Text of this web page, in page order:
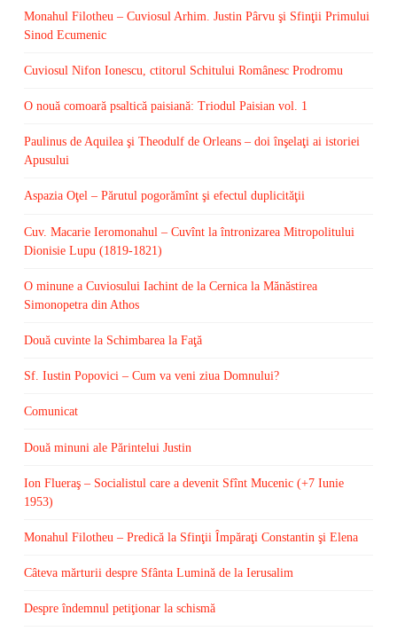
Monahul Filotheu – Cuviosul Arhim. Justin Pârvu şi Sfinţii Primului
Sinod Ecumenic
Cuviosul Nifon Ionescu, ctitorul Schitului Românesc Prodromu
O nouă comoară psaltică paisiană: Triodul Paisian vol. 1
Paulinus de Aquilea şi Theodulf de Orleans – doi înşelaţi ai istoriei
Apusului
Aspazia Oţel – Părutul pogorămînt şi efectul duplicităţii
Cuv. Macarie Ieromonahul – Cuvînt la întronizarea Mitropolitului
Dionisie Lupu (1819-1821)
O minune a Cuviosului Iachint de la Cernica la Mănăstirea
Simonopetra din Athos
Două cuvinte la Schimbarea la Faţă
Sf. Iustin Popovici – Cum va veni ziua Domnului?
Comunicat
Două minuni ale Părintelui Justin
Ion Flueraş – Socialistul care a devenit Sfînt Mucenic (+7 Iunie
1953)
Monahul Filotheu – Predică la Sfinţii Împăraţi Constantin şi Elena
Câteva mărturii despre Sfânta Lumină de la Ierusalim
Despre îndemnul petiţionar la schismă